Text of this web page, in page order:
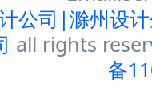
公司|滁州设
all rights
备